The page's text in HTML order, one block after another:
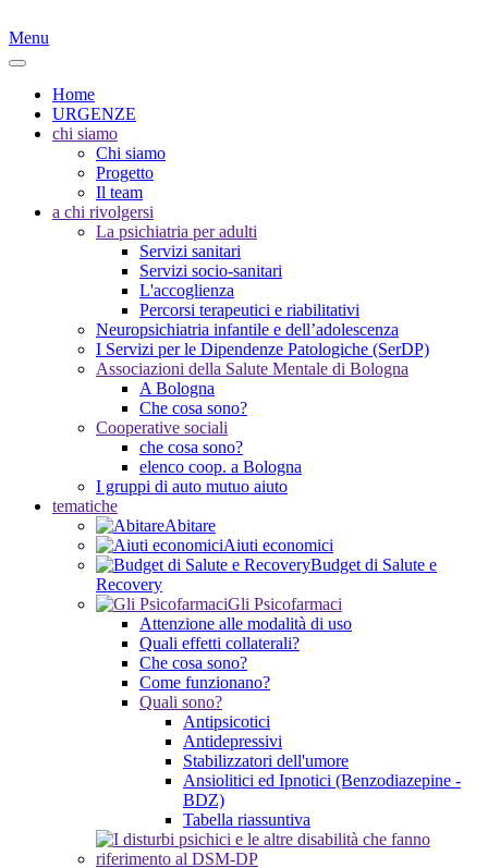
Menu
Home
URGENZE
chi siamo
Chi siamo
Progetto
Il team
a chi rivolgersi
La psichiatria per adulti
Servizi sanitari
Servizi socio-sanitari
L'accoglienza
Percorsi terapeutici e riabilitativi
Neuropsichiatria infantile e dell’adolescenza
I Servizi per le Dipendenze Patologiche (SerDP)
Associazioni della Salute Mentale di Bologna
A Bologna
Che cosa sono?
Cooperative sociali
che cosa sono?
elenco coop. a Bologna
I gruppi di auto mutuo aiuto
tematiche
Abitare
Aiuti economici
Budget di Salute e
Recovery
Gli Psicofarmaci
Attenzione alle modalità di uso
Quali effetti collaterali?
Che cosa sono?
Come funzionano?
Quali sono?
Antipsicotici
Antidepressivi
Stabilizzatori dell'umore
Ansiolitici ed Ipnotici (Benzodiazepine -
BDZ)
Tabella riassuntiva